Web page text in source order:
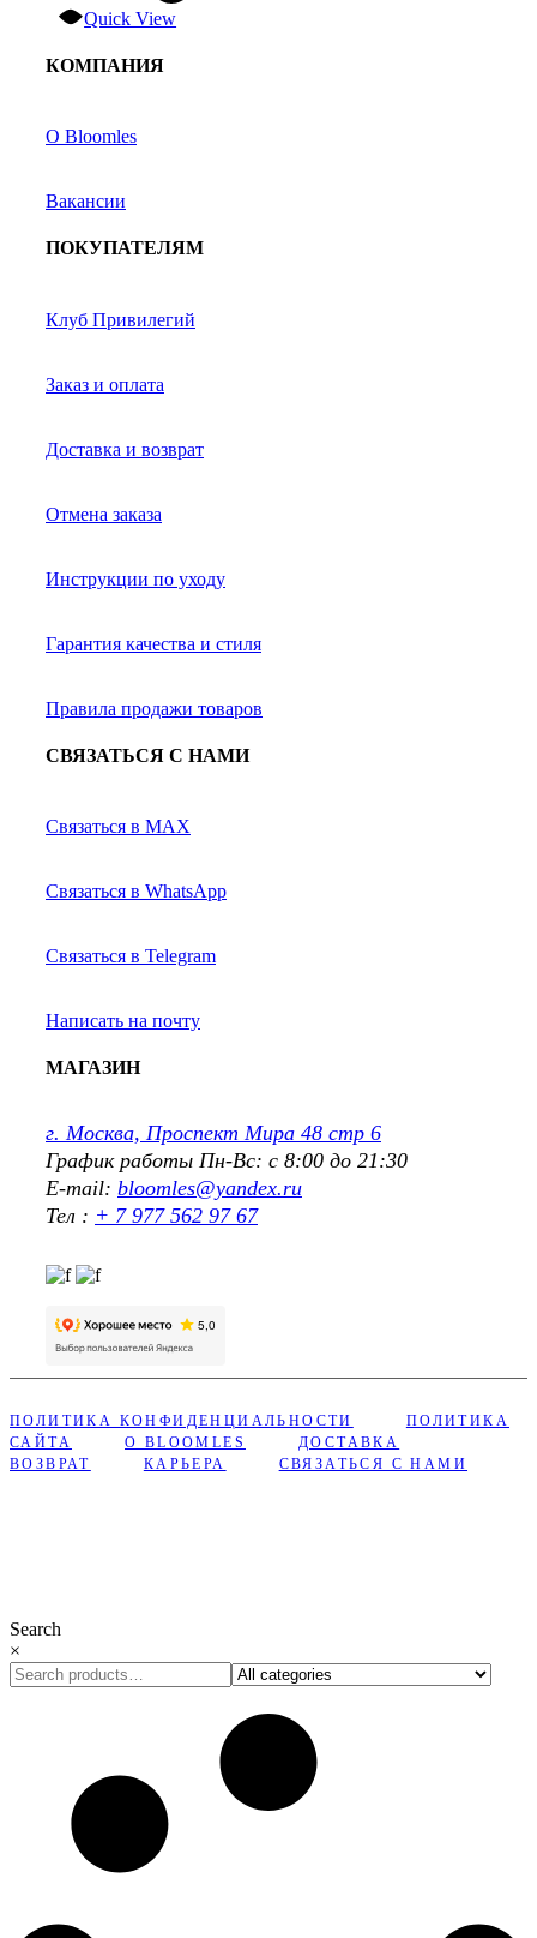
Quick View
КОМПАНИЯ
О Bloomles
Вакансии
ПОКУПАТЕЛЯМ
Клуб Привилегий
Заказ и оплата
Доставка и возврат
Отмена заказа
Инструкции по уходу
Гарантия качества и стиля
Правила продажи товаров
СВЯЗАТЬСЯ С НАМИ
Связаться в MAX
Связаться в WhatsApp
Связаться в Telegram
Написать на почту
МАГАЗИН
г. Москва, Проспект Мира 48 стр 6
График работы Пн-Вс: с 8:00 до 21:30
E-mail: bloomles@yandex.ru
Тел : + 7 977 562 97 67
ПОЛИТИКА КОНФИДЕНЦИАЛЬНОСТИ
ПОЛИТИКА
САЙТА
О BLOOMLES
ДОСТАВКА
ВОЗВРАТ
КАРЬЕРА СВЯЗАТЬСЯ С НАМИ
Search
×